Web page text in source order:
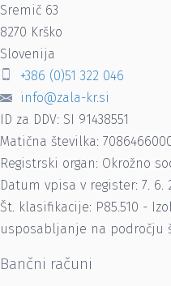
Sremič 63
8270 Krško
Slovenija
+386 (0)51 322 046
info@zala-kr.si
ID za DDV: SI 91438551
Matična številka:
Registrski organ: Okrožno
Datum vpisa v register: 7. 6.
Št. klasifikacije: P85.510 -
usposabljanje na področju
Bančni računi